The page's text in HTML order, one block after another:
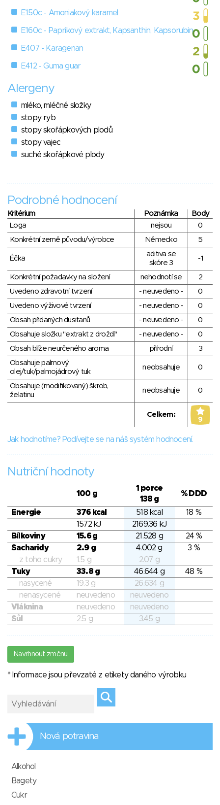
E150c - Amoniakový karamel
E160c - Paprikový extrakt, Kapsanthin, Kapsorubin
E407 - Karagenan
E412 - Guma guar
Alergeny
mléko, mléčné složky
stopy ryb
stopy skořápkových plodů
stopy vajec
suché skořápkové plody
Podrobné hodnocení
Kritérium Poznámka
Body
Loga
nejsou
0
Konkrétní země původu/výrobce
Německo 5
Éčka
aditiva se
skóre 3
-1
Konkrétní požadavky na složení nehodnotí se
2
Uvedeno zdravotní tvrzení
- neuvedeno -
0
Uvedeno výživové tvrzení
- neuvedeno -
0
Obsah přidaných dusitanů
- neuvedeno -
0
Obsahuje složku "extrakt z droždí"
- neuvedeno -
0
Obsah blíže neurčeného aroma
přírodní
3
Obsahuje palmový
olej/tuk/palmojádrový tuk
neobsahuje 0
Obsahuje (modifikovaný) škrob,
želatinu
neobsahuje 0
Celkem:
9
Jak hodnotíme? Podívejte se na náš systém hodnocení.
Nutriční hodnoty
100 g
1 porce
138 g
% DDD
Energie 376 kcal 518 kcal
18 %
1572 kJ
2169.36 kJ
Bílkoviny
15.6 g 21.528 g
24 %
Sacharidy
2.9 g 4.002 g
3 %
z toho cukry
1.5 g
2.07 g
Tuky
33.8 g 46.644 g
48 %
nasycené
19.3 g
26.634 g
nenasycené
neuvedeno
neuvedeno
Vláknina
neuvedeno
neuvedeno
Sůl
2.5 g 3.45 g
Navrhnout změnu
* Informace jsou převzaté z etikety daného výrobku
Nová potravina
Alkohol
Bagety
Cukr